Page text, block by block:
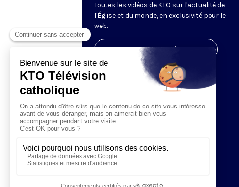
Toutes les vidéos de KTO sur l'actualité de
l'Église et du monde, en exclusivité pour le
web.
Visiter la page de l'émission